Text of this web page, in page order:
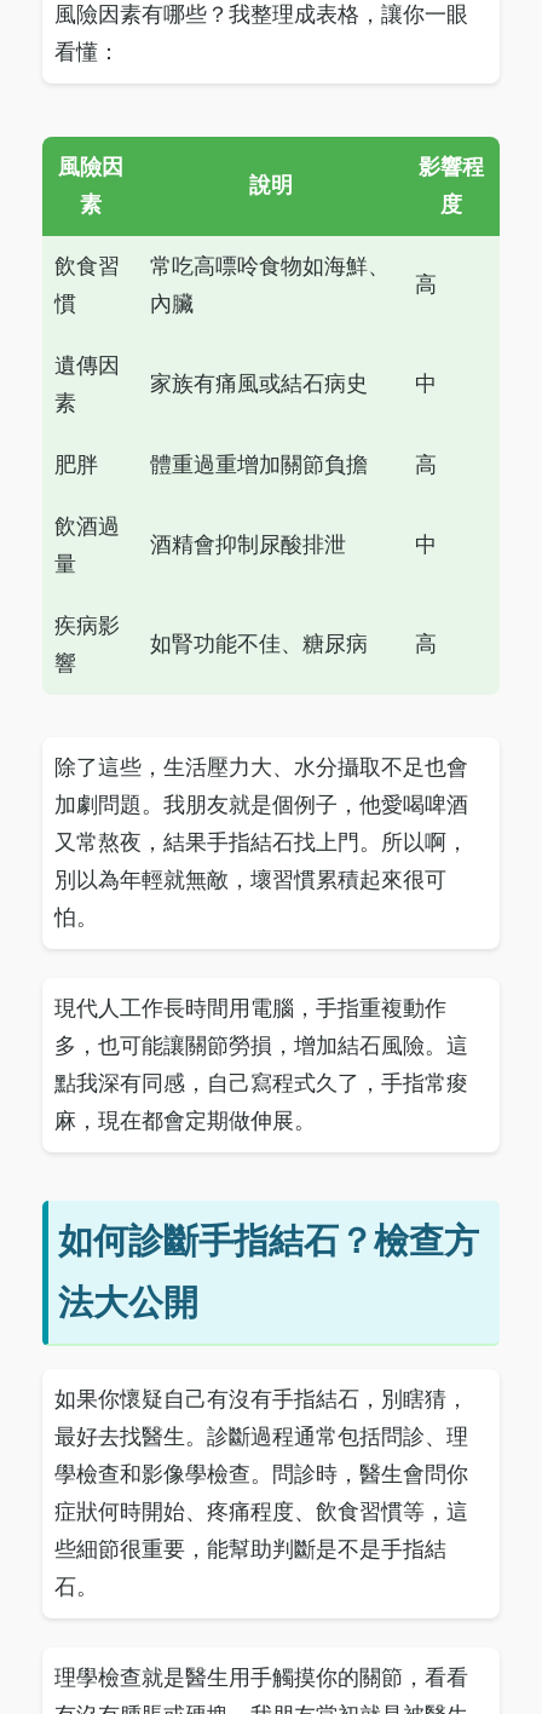
風險因素有哪些？我整理成表格，讓你一眼
看懂：
風險因
素
說明
影響程
度
飲食習
慣
常吃高嘌呤食物如海鮮、
內臟
高
遺傳因
素
家族有痛風或結石病史 中
肥胖 體重過重增加關節負擔 高
飲酒過
量
酒精會抑制尿酸排泄 中
疾病影
響
如腎功能不佳、糖尿病 高
除了這些，生活壓力大、水分攝取不足也會
加劇問題。我朋友就是個例子，他愛喝啤酒
又常熬夜，結果手指結石找上門。所以啊，
別以為年輕就無敵，壞習慣累積起來很可
怕。
現代人工作長時間用電腦，手指重複動作
多，也可能讓關節勞損，增加結石風險。這
點我深有同感，自己寫程式久了，手指常痠
麻，現在都會定期做伸展。
如何診斷手指結石？檢查方
法大公開
如果你懷疑自己有沒有手指結石，別瞎猜，
最好去找醫生。診斷過程通常包括問診、理
學檢查和影像學檢查。問診時，醫生會問你
症狀何時開始、疼痛程度、飲食習慣等，這
些細節很重要，能幫助判斷是不是手指結
石。
理學檢查就是醫生用手觸摸你的關節，看看